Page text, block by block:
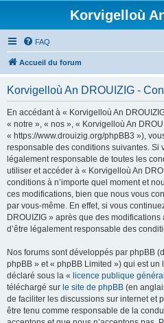
Korvigelloù
FAQ
Accueil du forum
Korvigelloù An DROUIZIG -
En accédant à « Korvigelloù An
« notre », « nos », « Korvigelloù An
« https://www.drouizig.org/phpBB3 »),
responsable des conditions suivantes. Si
légalement responsable de toutes les
utiliser et accéder à « Korvigelloù An
conditions à n’importe quel moment et
ces modifications, bien que nous vous
par vous-même. En effet, si vous
DROUIZIG » après que des
d’être légalement responsable des
Nos forums sont développés par phpBB
phpBB » et « phpBB Limited ») qui est
déclaré sous la « licence publique
téléchargé sur le site de phpBB (en
de faciliter les discussions sur internet et
être tenu comme responsable de la